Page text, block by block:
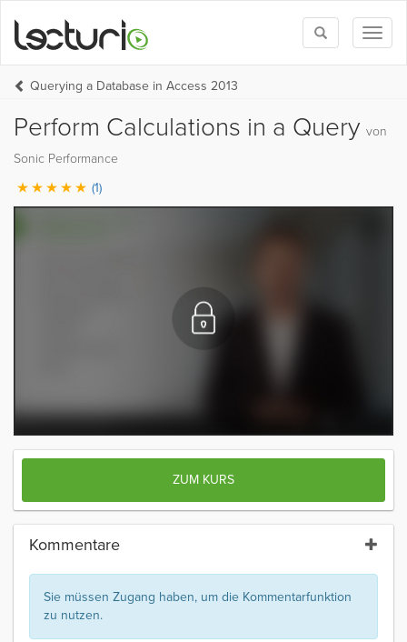
Toggle
search
Querying a Database in Access 2013
Perform Calculations in a Query von
Sonic Performance
(1)
ZUM KURS
Kommentare
Sie müssen Zugang haben, um die Kommentarfunktion
zu nutzen.